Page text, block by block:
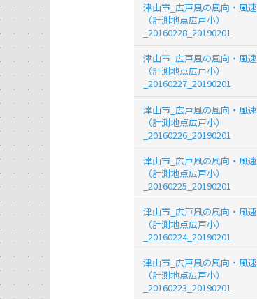
津山市_広戸風の風向・風速
（計測地点広戸小）
_20160228_20190201
津山市_広戸風の風向・風速
（計測地点広戸小）
_20160227_20190201
津山市_広戸風の風向・風速
（計測地点広戸小）
_20160226_20190201
津山市_広戸風の風向・風速
（計測地点広戸小）
_20160225_20190201
津山市_広戸風の風向・風速
（計測地点広戸小）
_20160224_20190201
津山市_広戸風の風向・風速
（計測地点広戸小）
_20160223_20190201